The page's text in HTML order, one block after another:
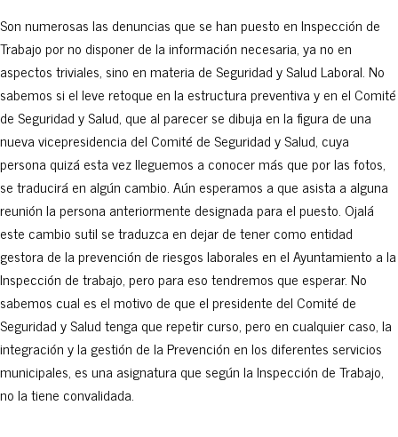
Son numerosas las denuncias que se han puesto en Inspección de
Trabajo por no disponer de la información necesaria, ya no en
aspectos triviales, sino en materia de Seguridad y Salud Laboral. No
sabemos si el leve retoque en la estructura preventiva y en el Comité
de Seguridad y Salud, que al parecer se dibuja en la figura de una
nueva vicepresidencia del Comité de Seguridad y Salud, cuya
persona quizá esta vez lleguemos a conocer más que por las fotos,
se traducirá en algún cambio. Aún esperamos a que asista a alguna
reunión la persona anteriormente designada para el puesto. Ojalá
este cambio sutil se traduzca en dejar de tener como entidad
gestora de la prevención de riesgos laborales en el Ayuntamiento a la
Inspección de trabajo, pero para eso tendremos que esperar. No
sabemos cual es el motivo de que el presidente del Comité de
Seguridad y Salud tenga que repetir curso, pero en cualquier caso, la
integración y la gestión de la Prevención en los diferentes servicios
municipales, es una asignatura que según la Inspección de Trabajo,
no la tiene convalidada.